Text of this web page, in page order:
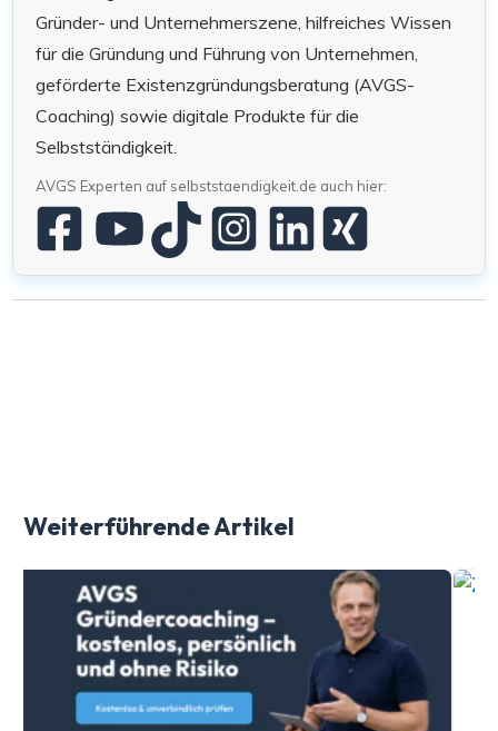
Gründer- und Unternehmerszene, hilfreiches Wissen
für die Gründung und Führung von Unternehmen,
geförderte Existenzgründungsberatung (AVGS-
Coaching) sowie digitale Produkte für die
Selbstständigkeit.
AVGS Experten auf selbststaendigkeit.de auch hier:
Weiterführende Artikel